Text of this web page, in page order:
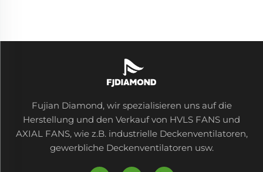
Fujian Diamond, wir spezialisieren uns auf die
Herstellung und den Verkauf von HVLS FANS und
AXIAL FANS, wie z.B. industrielle Deckenventilatoren,
gewerbliche Deckenventilatoren usw.